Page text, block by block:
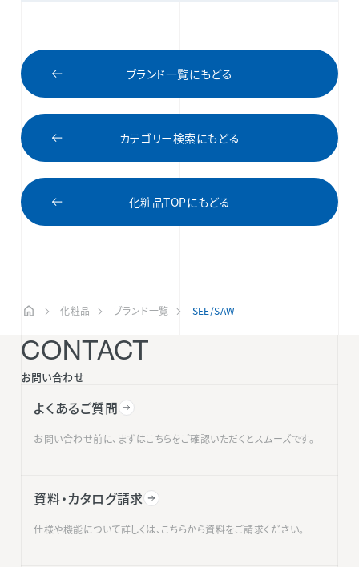
ブランド一覧にもどる
カテゴリー検索にもどる
化粧品TOPにもどる
化粧品 ブランド一覧 SEE/SAW
CONTACT
お問い合わせ
よくあるご質問
お問い合わせ前に、まずはこちらをご確認いただくとスムーズです。
資料・カタログ請求
仕様や機能について詳しくは、こちらから資料をご請求ください。